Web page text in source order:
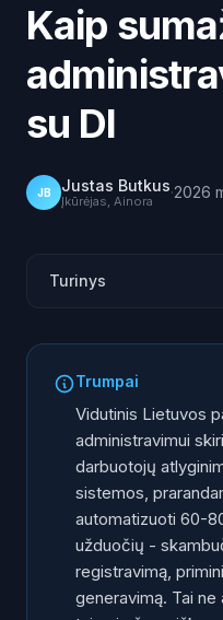
Kaip
su DI
JB Justas Butkus
Įkūrėjas, Ainora ·2026
Turinys
Kurias užduotis galima
Konkretūs sutaupymai
Ko neautomatizuoti
Kaip pradėti: 4 žingsnių
Trumpai
Vidutinis Lietuvos
administravimui
darbuotojų
sistemos,
automatizuoti 60-
užduočių -
registravimą,
generavimą. Tai